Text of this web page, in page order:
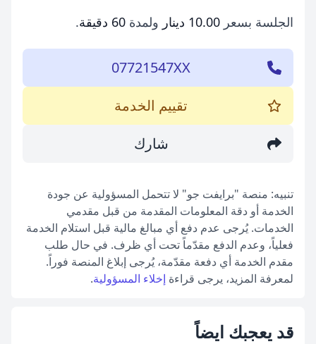
الجلسة بسعر 10.00 دينار ولمدة 60 دقيقة .
07721547XX
تقييم الخدمة
شارك
تنبيه: منصة "برايفت جو" لا تتحمل المسؤولية عن جودة
الخدمة أو دقة المعلومات المقدمة من قبل مقدمي
الخدمات. يُرجى عدم دفع أي مبالغ مالية قبل استلام الخدمة
فعلياً، وعدم الدفع مقدّماً تحت أي ظرف. في حال طلب
مقدم الخدمة أي دفعة مقدّمة، يُرجى إبلاغ المنصة فوراً.
لمعرفة المزيد، يرجى قراءة إخلاء المسؤولية.
قد يعجبك ايضاً